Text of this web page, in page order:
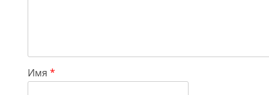
Имя *